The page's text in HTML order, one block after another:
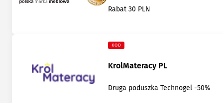
Rabat 30 PLN
KOD
KrolMateracy PL
Druga poduszka Technogel -50%